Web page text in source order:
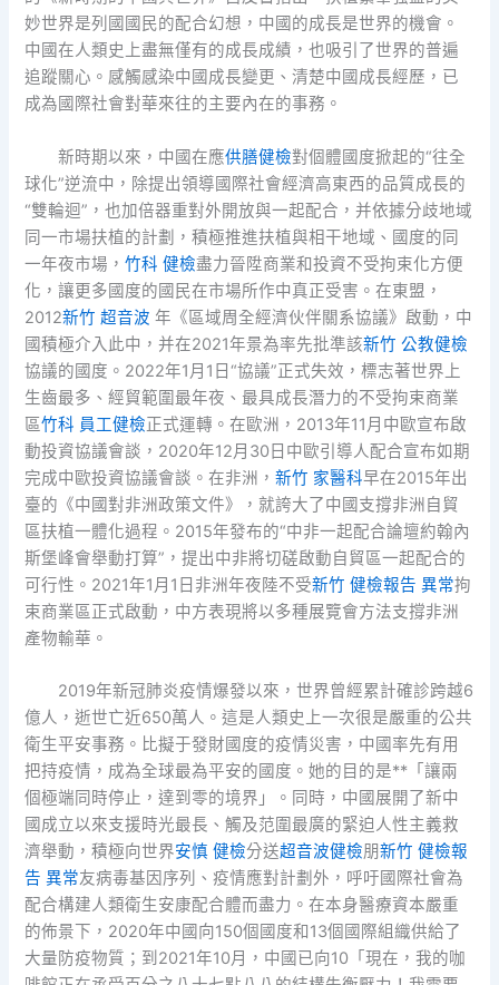
妙世界是列國國民的配合幻想，中國的成長是世界的機會。
中國在人類史上盡無僅有的成長成績，也吸引了世界的普遍
追蹤關心。感觸感染中國成長變更、清楚中國成長經歷，已
成為國際社會對華來往的主要內在的事務。
新時期以來，中國在應供膳健檢對個體國度掀起的“往全
球化”逆流中，除提出領導國際社會經濟高東西的品質成長的
“雙輪迴”，也加倍器重對外開放與一起配合，并依據分歧地域
同一市場扶植的計劃，積極推進扶植與相干地域、國度的同
一年夜市場，竹科 健檢盡力晉陞商業和投資不受拘束化方便
化，讓更多國度的國民在市場所作中真正受害。在東盟，
2012新竹 超音波年《區域周全經濟伙伴關系協議》啟動，中
國積極介入此中，并在2021年景為率先批準該新竹 公教健檢
協議的國度。2022年1月1日“協議”正式失效，標志著世界上
生齒最多、經貿範圍最年夜、最具成長潛力的不受拘束商業
區竹科 員工健檢正式運轉。在歐洲，2013年11月中歐宣布啟
動投資協議會談，2020年12月30日中歐引導人配合宣布如期
完成中歐投資協議會談。在非洲，新竹 家醫科早在2015年出
臺的《中國對非洲政策文件》，就誇大了中國支撐非洲自貿
區扶植一體化過程。2015年發布的“中非一起配合論壇約翰內
斯堡峰會舉動打算”，提出中非將切磋啟動自貿區一起配合的
可行性。2021年1月1日非洲年夜陸不受新竹 健檢報告 異常拘
束商業區正式啟動，中方表現將以多種展覽會方法支撐非洲
產物輸華。
2019年新冠肺炎疫情爆發以來，世界曾經累計確診跨越6
億人，逝世亡近650萬人。這是人類史上一次很是嚴重的公共
衛生平安事務。比擬于發財國度的疫情災害，中國率先有用
把持疫情，成為全球最為平安的國度。她的目的是**「讓兩
個極端同時停止，達到零的境界」。同時，中國展開了新中
國成立以來支援時光最長、觸及范圍最廣的緊迫人性主義救
濟舉動，積極向世界安慎 健檢分送超音波健檢朋新竹 健檢報
告 異常友病毒基因序列、疫情應對計劃外，呼吁國際社會為
配合構建人類衛生安康配合體而盡力。在本身醫療資本嚴重
的佈景下，2020年中國向150個國度和13個國際組織供給了
大量防疫物質；到2021年10月，中國已向10「現在，我的咖